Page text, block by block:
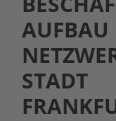
AUFBAU
STADT